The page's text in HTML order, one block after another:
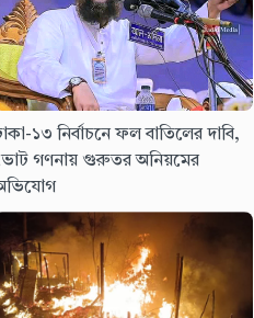
১৩ নির্বাচনে ফল বাতিলের দাবি,
গণনায় গুরুতর অনিয়মের